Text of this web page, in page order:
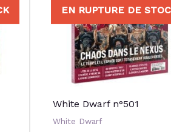
EN RUPTURE DE
White Dwarf n°501
White Dwarf